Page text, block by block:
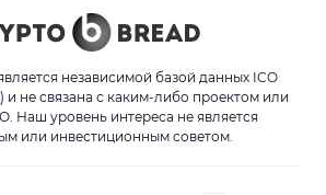
независимой базой данных ICO
и не связана с каким-либо проектом или
Наш уровень интереса не является
или инвестиционным советом.